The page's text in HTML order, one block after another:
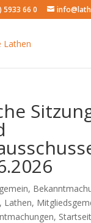
5933 66 0
,
, Lathen,
,